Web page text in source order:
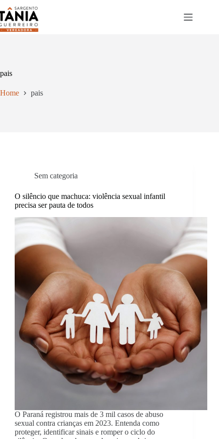
para
o
conteúdo
pais
Home pais
Sem categoria
O silêncio que machuca: violência sexual infantil
precisa ser pauta de todos
O Paraná registrou mais de 3 mil casos de abuso
sexual contra crianças em 2023. Entenda como
proteger, identificar sinais e romper o ciclo do